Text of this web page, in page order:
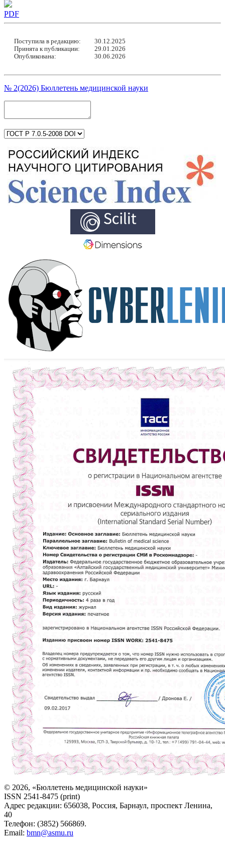
PDF
Поступила в редакцию:
30.12.2025
Принята к публикации:
29.01.2026
Опубликована:
30.06.2026
№ 2(2026) Бюллетень медицинской науки
© 2026, «Бюллетень медицинской науки»
ISSN 2541-8475 (print)
Адрес редакции: 656038, Россия, Барнаул, проспект Ленина,
40
Телефон: (3852) 566869.
Email: bmn@asmu.ru